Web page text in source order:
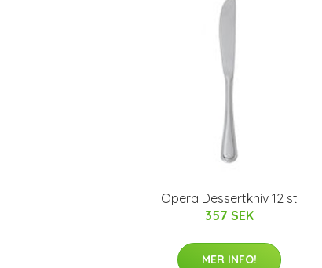
Opera Dessertkniv 12 st
357 SEK
MER INFO!